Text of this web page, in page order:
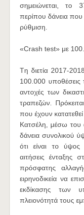
σημειώνεται, το
περίπου δάνεια που
ρύθμιση.
«Crash test» με
Tη διετία 2017-
100.000 υποθέσεις
αντοχές των
τραπεζών.
που έχουν
Κατσέλη, μέσω του
δάνεια συνολικού
ότι είναι το
αιτήσεις ένταξης
πρόσφατης
ειρηνοδικεία να
εκδίκασης των
πλειονότητά τους